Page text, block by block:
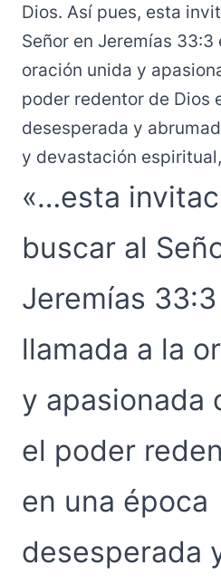
Dios. Así pues, esta
Señor en Jeremías 33:3
oración unida y
poder redentor de Dios
desesperada y
y devastación
«…esta
buscar al
Jeremías
llamada a la
y apasionada
el poder
en una época
desesperada